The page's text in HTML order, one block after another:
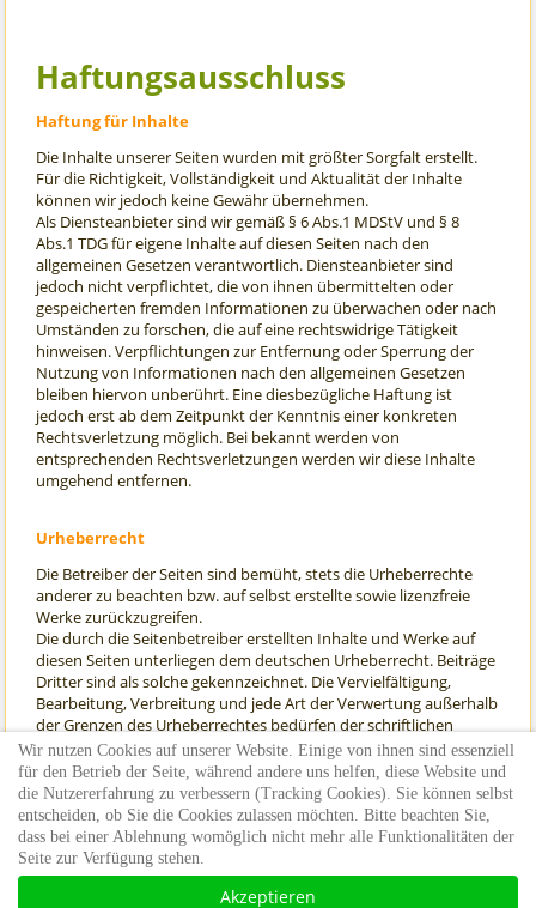
Haftungsausschluss
Haftung für Inhalte
Die Inhalte unserer Seiten wurden mit größter Sorgfalt erstellt.
Für die Richtigkeit, Vollständigkeit und Aktualität der Inhalte
können wir jedoch keine Gewähr übernehmen.
Als Diensteanbieter sind wir gemäß § 6 Abs.1 MDStV und § 8
Abs.1 TDG für eigene Inhalte auf diesen Seiten nach den
allgemeinen Gesetzen verantwortlich. Diensteanbieter sind
jedoch nicht verpflichtet, die von ihnen übermittelten oder
gespeicherten fremden Informationen zu überwachen oder nach
Umständen zu forschen, die auf eine rechtswidrige Tätigkeit
hinweisen. Verpflichtungen zur Entfernung oder Sperrung der
Nutzung von Informationen nach den allgemeinen Gesetzen
bleiben hiervon unberührt. Eine diesbezügliche Haftung ist
jedoch erst ab dem Zeitpunkt der Kenntnis einer konkreten
Rechtsverletzung möglich. Bei bekannt werden von
entsprechenden Rechtsverletzungen werden wir diese Inhalte
umgehend entfernen.
Urheberrecht
Die Betreiber der Seiten sind bemüht, stets die Urheberrechte
anderer zu beachten bzw. auf selbst erstellte sowie lizenzfreie
Werke zurückzugreifen.
Die durch die Seitenbetreiber erstellten Inhalte und Werke auf
diesen Seiten unterliegen dem deutschen Urheberrecht. Beiträge
Dritter sind als solche gekennzeichnet. Die Vervielfältigung,
Bearbeitung, Verbreitung und jede Art der Verwertung außerhalb
der Grenzen des Urheberrechtes bedürfen der schriftlichen
Zustimmung des jeweiligen Autors bzw. Erstellers. Downloads
und Kopien dieser Seite sind nur für den privaten, nicht
kommerziellen Gebrauch gestattet.
letzte Aktualisierung: 01.11.2019
Wir nutzen Cookies auf unserer Website. Einige von ihnen sind essenziell
für den Betrieb der Seite, während andere uns helfen, diese Website und
die Nutzererfahrung zu verbessern (Tracking Cookies). Sie können selbst
entscheiden, ob Sie die Cookies zulassen möchten. Bitte beachten Sie,
dass bei einer Ablehnung womöglich nicht mehr alle Funktionalitäten der
Seite zur Verfügung stehen.
Akzeptieren